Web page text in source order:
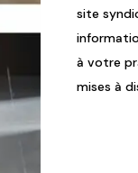
site
à votre
mises à